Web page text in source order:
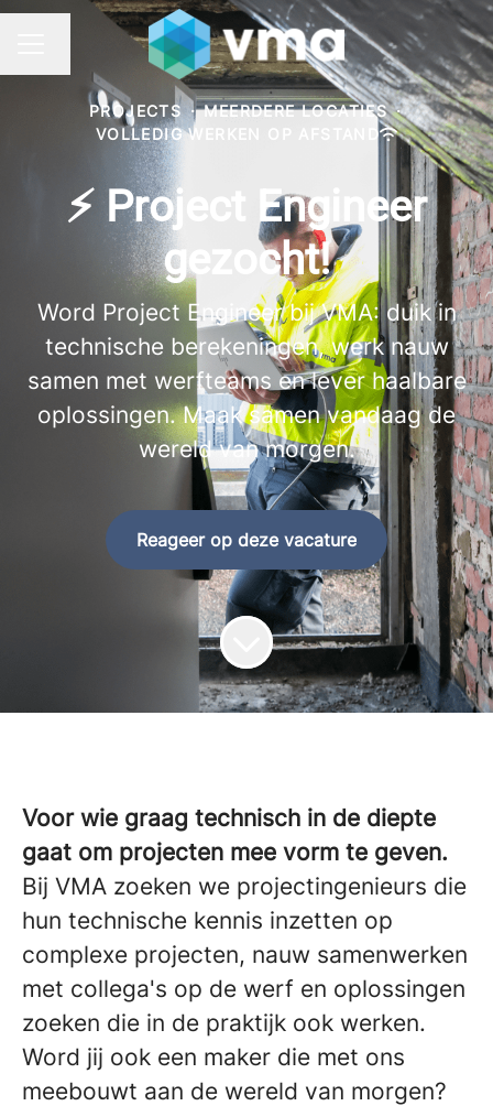
Taal wijzigen
PROJECTS · MEERDERE LOCATIES ·
VOLLEDIG WERKEN OP AFSTAND
⚡ Project Engineer
gezocht!
Word Project Engineer bij VMA: duik in
technische berekeningen, werk nauw
samen met werfteams en lever haalbare
oplossingen. Maak samen vandaag de
wereld van morgen.
Reageer op deze vacature
Voor wie graag technisch in de diepte
gaat om projecten mee vorm te geven.
Bij VMA zoeken we projectingenieurs die
hun technische kennis inzetten op
complexe projecten, nauw samenwerken
met collega's op de werf en oplossingen
zoeken die in de praktijk ook werken.
Word jij ook een maker die met ons
meebouwt aan de wereld van morgen?